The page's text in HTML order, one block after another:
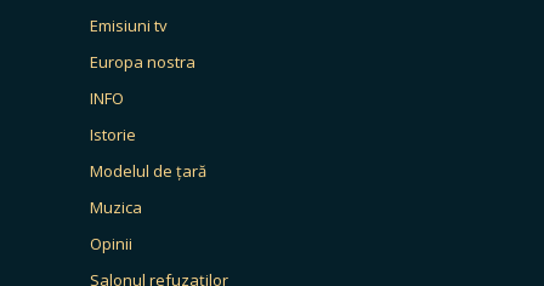
Emisiuni tv
Europa nostra
INFO
Istorie
Modelul de țară
Muzica
Opinii
Salonul refuzaților